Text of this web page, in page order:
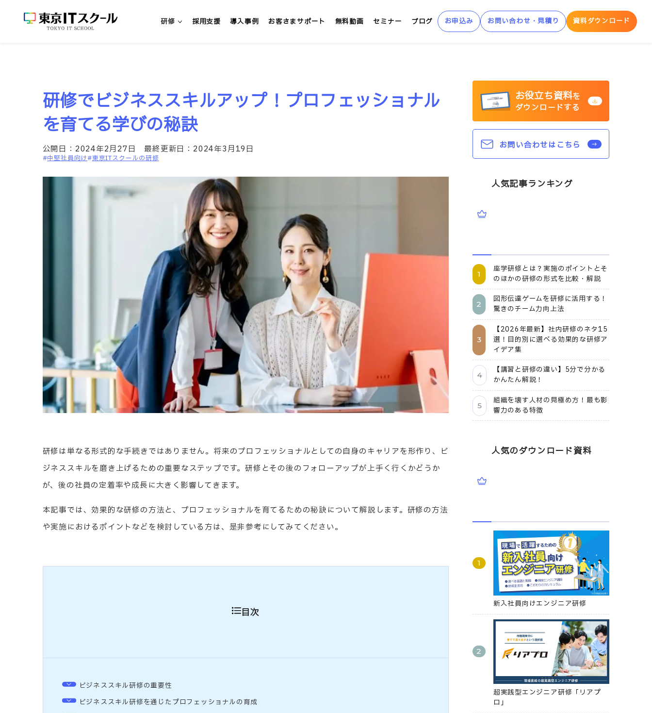
研修
新入社員向けエンジニア研修
中途社員向けエンジニア研修
超実践型エンジニア研修「リアプロ」
研修・パッケージを探す
研修一覧
リスキリング研修
テックアカデミー
AWS Skill Builder
AWS 「安心サンドボックス」
採用支援 導入事例 お客さまサポート 無料動画 セミナー ブログ お申込み お問い合わせ・見積り 資料ダウンロード
研修でビジネススキルアップ！プロフェッショナル
を育てる学びの秘訣
公開日： 2024年2月27日 最終更新日： 2024年3月19日
中堅社員向け 東京ITスクールの研修
研修は単なる形式的な手続きではありません。将来のプロフェッショナルとしての自身のキャリアを形作り、ビ
ジネススキルを磨き上げるための重要なステップです。研修とその後のフォローアップが上手く行くかどうか
が、後の社員の定着率や成長に大きく影響してきます。
本記事では、効果的な研修の方法と、プロフェッショナルを育てるための秘訣について解説します。研修の方法
や実施におけるポイントなどを検討している方は、是非参考にしてみてください。
目次
ビジネススキル研修の重要性
ビジネススキル研修を通じたプロフェッショナルの育成
お役立ち資料を
ダウンロードする
お問い合わせはこちら
人気記事ランキング
座学研修とは？実施のポイントとそ
のほかの研修の形式を比較・解説
図形伝達ゲームを研修に活用する！
驚きのチーム力向上法
【2026年最新】社内研修のネタ15
選！目的別に選べる効果的な研修ア
イデア集
【講習と研修の違い】5分で分かる
かんたん解説！
組織を壊す人材の見極め方！最も影
響力のある特徴
人気のダウンロード資料
新入社員向けエンジニア研修
超実践型エンジニア研修「リアプ
ロ」